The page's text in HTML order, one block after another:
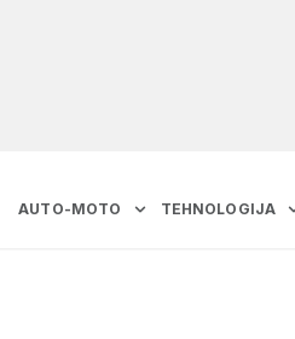
AUTO-MOTO TEHNOLOGIJA